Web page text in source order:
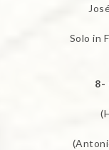
Solo in
8-